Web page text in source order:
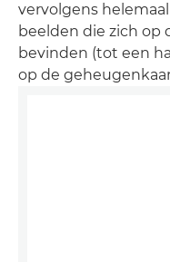
vervolgens
beelden die zich
bevinden (tot een
op de